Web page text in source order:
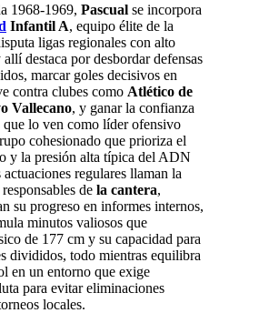
1968-1969, Pascual se incorpora
Infantil A, equipo élite de la
ligas regionales con alto
destaca por desbordar defensas
marcar goles decisivos en
contra clubes como Atlético de
Vallecano, y ganar la confianza
que lo ven como líder ofensivo
cohesionado que prioriza el
y la presión alta típica del ADN
regulares llaman la
de la cantera,
su progreso en informes internos,
minutos valiosos que
de 177 cm y su capacidad para
divididos, todo mientras equilibra
en un entorno que exige
para evitar eliminaciones
locales.